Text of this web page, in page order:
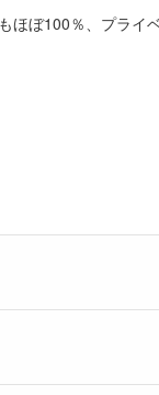
ぼ100％、プライ